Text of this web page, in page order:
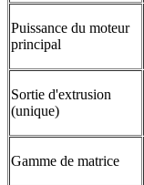
Puissance du moteur
principal
Sortie d'extrusion
(unique)
Gamme de matrice